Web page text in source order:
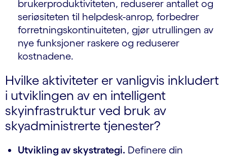
brukerproduktiviteten, reduserer antallet og
seriøsiteten til helpdesk-anrop, forbedrer
forretningskontinuiteten, gjør utrullingen av
nye funksjoner raskere og reduserer
kostnadene.
Hvilke aktiviteter er vanligvis inkludert
i utviklingen av en intelligent
skyinfrastruktur ved bruk av
skyadministrerte tjenester?
Utvikling av skystrategi. Definere din